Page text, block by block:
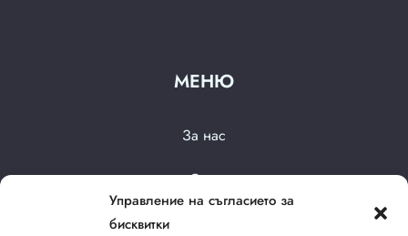
Управление на съгласието за
бисквитки
МЕНЮ
За нас
Стаи